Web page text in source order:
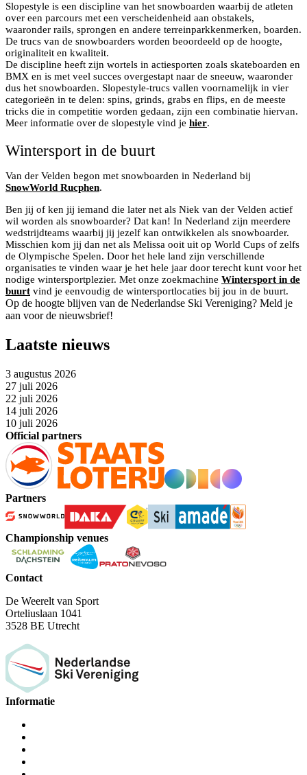
Slopestyle is een discipline van het snowboarden waarbij de atleten
over een parcours met een verscheidenheid aan obstakels,
waaronder rails, sprongen en andere terreinparkkenmerken, boarden.
De trucs van de snowboarders worden beoordeeld op de hoogte,
originaliteit en kwaliteit.
De discipline heeft zijn wortels in actiesporten zoals skateboarden en
BMX en is met veel succes overgestapt naar de sneeuw, waaronder
dus het snowboarden. Slopestyle-trucs vallen voornamelijk in vier
categorieën in te delen: spins, grinds, grabs en flips, en de meeste
tricks die in competitie worden gedaan, zijn een combinatie hiervan.
Meer informatie over de slopestyle vind je hier.
Wintersport in de buurt
Van der Velden begon met snowboarden in Nederland bij
SnowWorld Rucphen.
Ben jij of ken jij iemand die later net als Niek van der Velden actief
wil worden als snowboarder? Dat kan! In Nederland zijn meerdere
wedstrijdteams waarbij jij jezelf kan ontwikkelen als snowboarder.
Misschien kom jij dan net als Melissa ooit uit op World Cups of zelfs
de Olympische Spelen. Door het hele land zijn verschillende
organisaties te vinden waar je het hele jaar door terecht kunt voor het
nodige wintersportplezier. Met onze zoekmachine Wintersport in de
buurt vind je eenvoudig de wintersportlocaties bij jou in de buurt.
Op de hoogte blijven van de Nederlandse Ski Vereniging? Meld je
aan voor de nieuwsbrief!
Laatste nieuws
3 augustus 2026
27 juli 2026
22 juli 2026
14 juli 2026
10 juli 2026
Official partners
Partners
Championship venues
Contact
De Weerelt van Sport
Orteliuslaan 1041
3528 BE Utrecht
Informatie